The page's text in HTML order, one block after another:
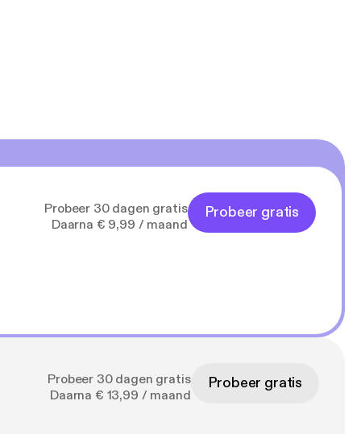
Probeer 30 dagen gratis
Daarna € 9,99 / maand
Probeer gratis
Probeer 30 dagen gratis
Daarna € 13,99 / maand
Probeer gratis